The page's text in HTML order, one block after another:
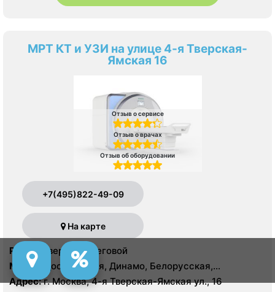
МРТ КТ и УЗИ на улице 4-я Тверская-
Ямская 16
Отзыв о сервисе
Отзыв о врачах
Отзыв об оборудовании
+7(495)822-49-09
На карте
Район:
Тверской, Беговой
Метро:
Достоевская, Динамо, Белорусская,
Маяковская, Менделеевская, Новослободская,
Пушкинская, Савеловская, Тверская, Трубная,
Адрес: г. Москва, 4-я Тверская-Ямская ул., 16